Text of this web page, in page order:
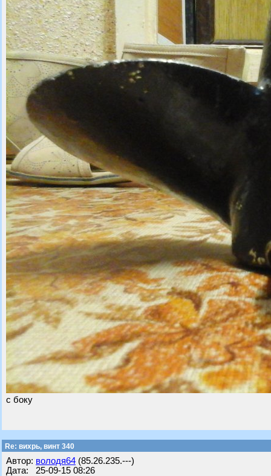
с боку
Re: вихрь, винт 340
Автор: володя64 (85.26.235.---)
Дата: 25-09-15 08:26